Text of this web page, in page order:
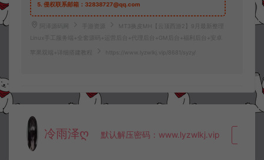
5. 侵权联系邮箱：32838727@qq.com
阿泽源码网 手游资源
MT3换皮MH【云顶西游2】9月最新整理
Linux手工服务端+全套源码+运营后台+代理后台+GM后台+福利后台+安卓
苹果双端+详细搭建教程 https://www.lyzwlkj.vip/8681/syzy/
冷雨泽ღ 默认解压密码：www.lyzwlkj.vip